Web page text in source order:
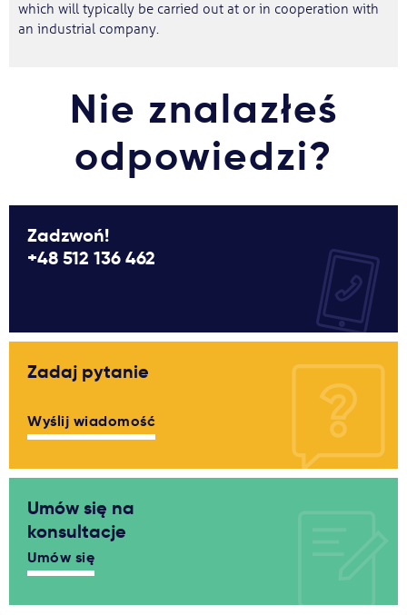
which will typically be carried out at or in cooperation with
an industrial company.
Nie znalazłeś
odpowiedzi?
Zadzwoń!
+48 512 136 462
Zadaj pytanie
Wyślij wiadomość
Umów się na
konsultacje
Umów się